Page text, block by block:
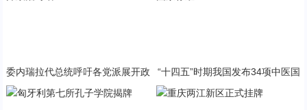
委内瑞拉代总统呼吁各党派展开政
“十四五”时期我国发布34项中医国